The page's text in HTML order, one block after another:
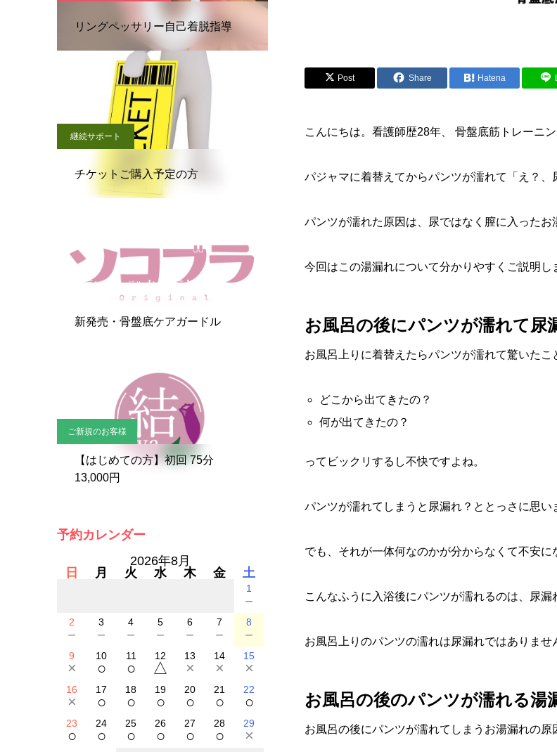
Post Share Hatena
こんにちは。看護師歴28年、 骨盤底筋トレーニ
パジャマに着替えてからパンツが濡れて「え？
パンツが濡れた原因は、尿ではなく膣に入ったお
今回はこの湯漏れについて分かりやすくご説明し
お風呂の後にパンツが濡れて尿
お風呂上りに着替えたらパンツが濡れて驚いたこ
どこから出てきたの？
何が出てきたの？
ってビックリするし不快ですよね。
パンツが濡れてしまうと尿漏れ？ととっさに思い
でも、それが一体何なのかが分からなくて不安に
こんなふうに入浴後にパンツが濡れるのは、尿
お風呂上りのパンツの濡れは尿漏れではありませ
お風呂の後のパンツが濡れる湯
お風呂の後にパンツが濡れてしまうお湯漏れの原
リングペッサリー自己着脱指導
継続サポート
チケットご購入予定の方
骨盤底ケアガードル【ソコブラ】
新発売・骨盤底ケアガードル
ご新規のお客様
【はじめての方】初回 75分
13,000円
予約カレンダー
2026年8月
日
月 火 水 木 金 土
1
－
2
－
3
－
4
－
5
－
6
－
7
－
8
－
9
×
10
○
11
○
12
△
13
×
14
×
15
×
16
×
17
○
18
○
19
○
20
○
21
○
22
○
23
○
24
○
25
○
26
○
27
○
28
○
29
×